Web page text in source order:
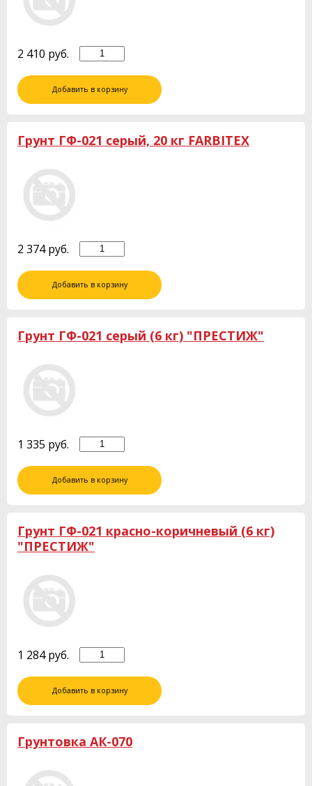
2 410 руб.
Добавить в корзину
Грунт ГФ-021 серый, 20 кг FARBITEX
2 374руб.
Добавить в корзину
Грунт ГФ-021 серый (6 кг) "ПРЕСТИЖ"
1 335 руб.
Добавить в корзину
Грунт ГФ-021 красно-коричневый (6 кг)
"ПРЕСТИЖ"
1 284руб.
Добавить в корзину
Грунтовка АК-070